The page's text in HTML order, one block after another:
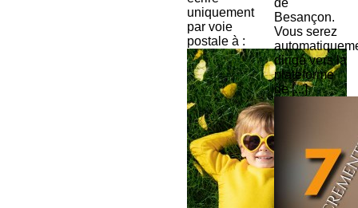
uniquement
par voie
postale à :
de
Besançon.
Vous serez
dirigé vers la
plateforme
de [...]